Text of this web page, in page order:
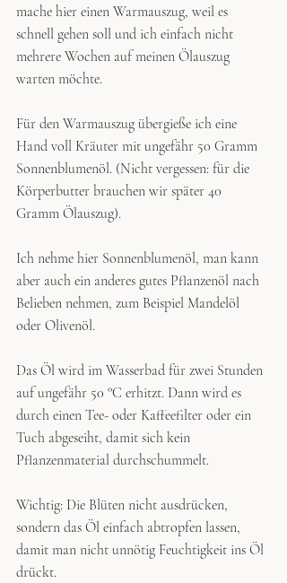
mache hier einen Warmauszug, weil es
schnell gehen soll und ich einfach nicht
mehrere Wochen auf meinen Ölauszug
warten möchte.
Für den Warmauszug übergieße ich eine
Hand voll Kräuter mit ungefähr 50 Gramm
Sonnenblumenöl. (Nicht vergessen: für die
Körperbutter brauchen wir später 40
Gramm Ölauszug).
Ich nehme hier Sonnenblumenöl, man kann
aber auch ein anderes gutes Pflanzenöl nach
Belieben nehmen, zum Beispiel Mandelöl
oder Olivenöl.
Das Öl wird im Wasserbad für zwei Stunden
auf ungefähr 50 °C erhitzt. Dann wird es
durch einen Tee- oder Kaffeefilter oder ein
Tuch abgeseiht, damit sich kein
Pflanzenmaterial durchschummelt.
Wichtig: Die Blüten nicht ausdrücken,
sondern das Öl einfach abtropfen lassen,
damit man nicht unnötig Feuchtigkeit ins Öl
drückt.